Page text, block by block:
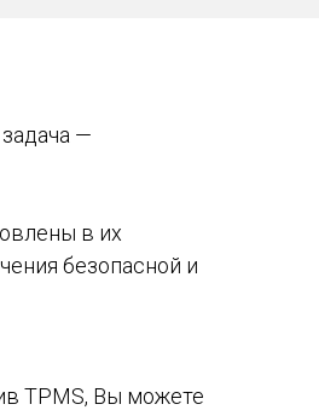
—
в их
безопасной и
TPMS, Вы можете